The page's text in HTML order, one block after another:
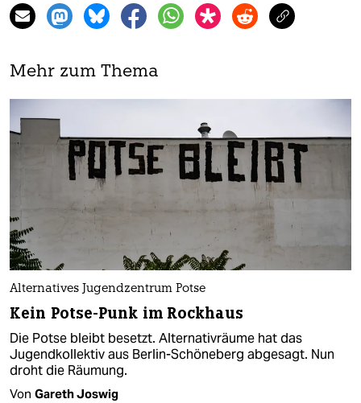
Mehr zum Thema
Alternatives Jugendzentrum Potse
Kein Potse-Punk im Rockhaus
Die Potse bleibt besetzt. Alternativräume hat das
Jugendkollektiv aus Berlin-Schöneberg abgesagt. Nun
droht die Räumung.
Von Gareth Joswig